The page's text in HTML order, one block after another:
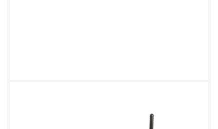
在诸多不确定因素和欺骗性质，我们还可看吞吐量。